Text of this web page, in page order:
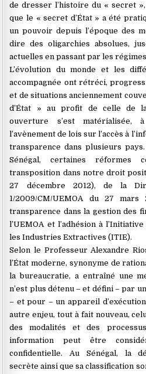
de dresser l’histoire du « secret
que le « secret d’État » a été
un pouvoir depuis l’époque des
dire des oligarchies absolues,
actuelles en passant par les
L’évolution du monde et les
accompagnée ont rétréci,
et de situations anciennement
d’État » au profit de celle de
ouverture s’est
l’avènement de lois sur l’accès à
transparence dans plusieurs
Sénégal, certaines réformes
transposition dans notre droit
27 décembre 2012), de la
1/2009/CM/UEMOA du 27
transparence dans la gestion des
l’UEMOA et l’adhésion à
les Industries Extractives (ITIE).
Selon le Professeur Alexandre
l’État moderne, synonyme de
la bureaucratie, a entraîné une
n’est plus détenu – et défini – par
– et pour – un appareil
autre enjeu, tout à fait nouveau,
des modalités et des
information peut être
confidentielle. Au Sénégal, la
secrète ainsi que sa classification